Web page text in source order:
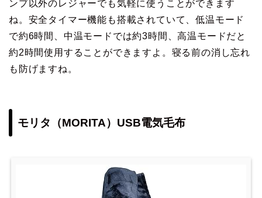
ンプ以外のレジャーでも気軽に使うことができます
ね。安全タイマー機能も搭載されていて、低温モード
で約6時間、中温モードでは約3時間、高温モードだと
約2時間使用することができますよ。寝る前の消し忘れ
も防げますね。
モリタ（MORITA）USB電気毛布